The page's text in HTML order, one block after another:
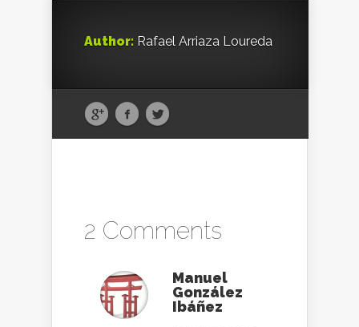
Author: Rafael Arriaza Loureda
2 Comments
Manuel
González
Ibáñez